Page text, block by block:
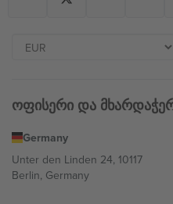
ოფისერი და
Germany
Unter den Linden 24, 10117
Berlin, Germany